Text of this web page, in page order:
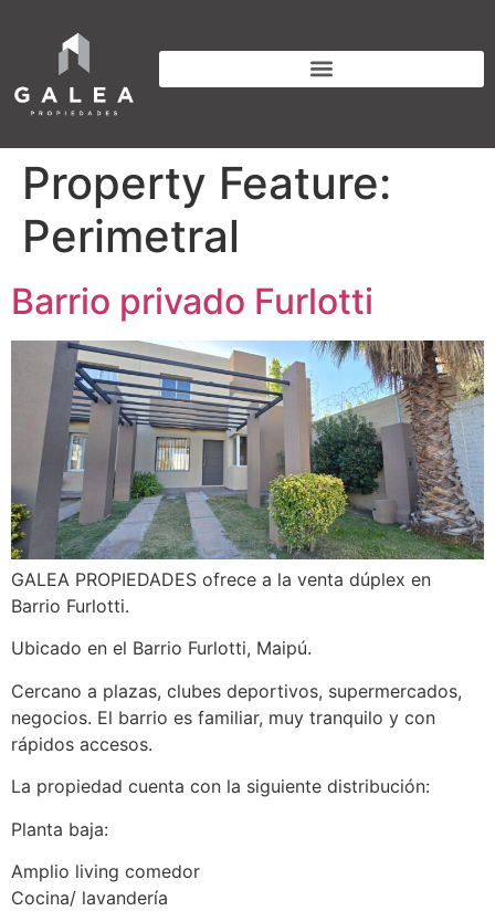
Property Feature:
Perimetral
Barrio privado Furlotti
GALEA PROPIEDADES ofrece a la venta dúplex en
Barrio Furlotti.
Ubicado en el Barrio Furlotti, Maipú.
Cercano a plazas, clubes deportivos, supermercados,
negocios. El barrio es familiar, muy tranquilo y con
rápidos accesos.
La propiedad cuenta con la siguiente distribución:
Planta baja:
Amplio living comedor
Cocina/ lavandería